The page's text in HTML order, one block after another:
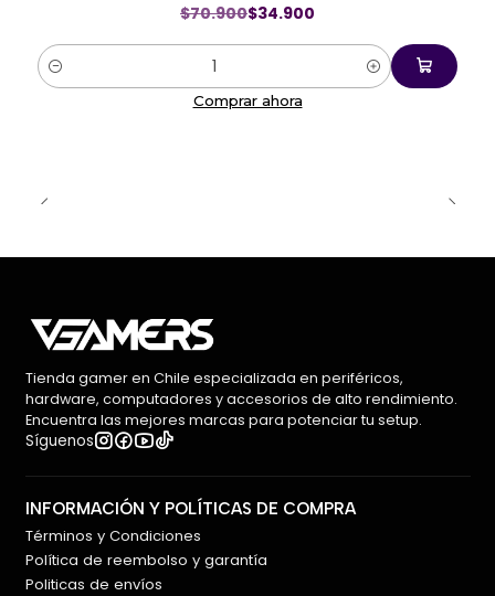
$70.900$34.900
Cantidad
Comprar ahora
Tienda gamer en Chile especializada en periféricos,
hardware, computadores y accesorios de alto rendimiento.
Encuentra las mejores marcas para potenciar tu setup.
Síguenos
INFORMACIÓN Y POLÍTICAS DE COMPRA
Términos y Condiciones
Política de reembolso y garantía
Politicas de envíos